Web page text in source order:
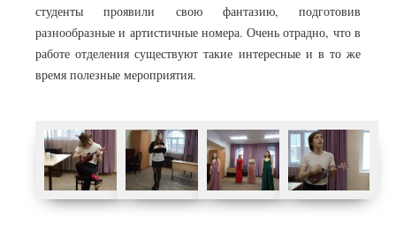
студенты проявили свою фантазию, подготовив
разнообразные и артистичные номера. Очень отрадно, что в
работе отделения существуют такие интересные и в то же
время полезные мероприятия.